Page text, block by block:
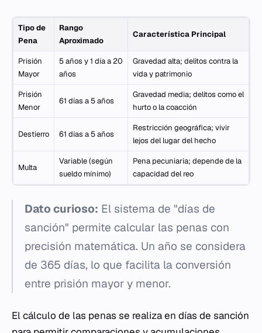
Tipo de
Pena
Rango
Aproximado
Característica Principal
Prisión
Mayor
5 años y 1 día a 20
años
Gravedad alta; delitos contra la
vida y patrimonio
Prisión
Menor
61 días a 5 años
Gravedad media; delitos como el
hurto o la coacción
Destierro 61 días a 5 años
Restricción geográfica; vivir
lejos del lugar del hecho
Multa
Variable (según
sueldo mínimo)
Pena pecuniaria; depende de la
capacidad del reo
Dato curioso: El sistema de "días de
sanción" permite calcular las penas con
precisión matemática. Un año se considera
de 365 días, lo que facilita la conversión
entre prisión mayor y menor.
El cálculo de las penas se realiza en días de sanción